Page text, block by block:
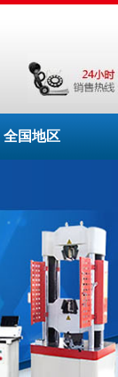
全国地区